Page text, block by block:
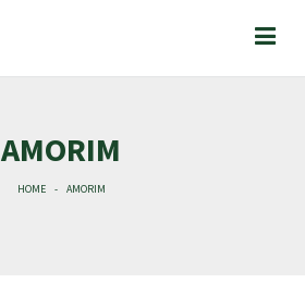
AMORIM
HOME AMORIM